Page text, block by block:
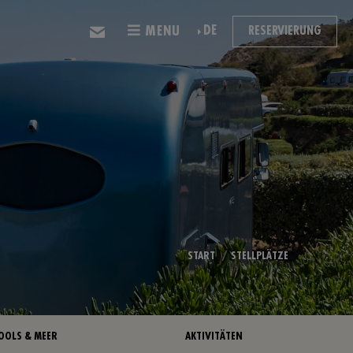
MENU DE RESERVIERUNG
START STELLPLÄTZE
& MEER AKTIVITÄTEN